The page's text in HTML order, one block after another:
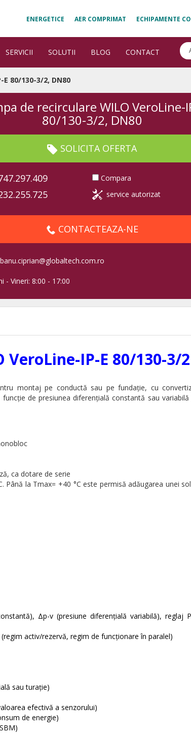
ENERGETICE AER COMPRIMAT ECHIPAMENTE
SERVICII SOLUTII BLOG CONTACT
80/130-3/2, DN80
de recirculare WILO VeroLine-
80/130-3/2, DN80
SOLICITA OFERTA
Compara
service autorizat
CONTACTEAZA-NE
- Vineri: 8:00 - 17:00
IP-E 80/130-3/2
montaj pe conductă sau pe fundaţie, cu
de presiunea diferenţială constantă sau
ca dotare de serie
Până la Tmax= +40 °C este permisă adăugarea unei
Δp-v (presiune diferenţială variabilă), reglaj
activ/rezervă, regim de funcţionare în paralel)
sau turaţie)
efectivă a senzorului)
de energie)